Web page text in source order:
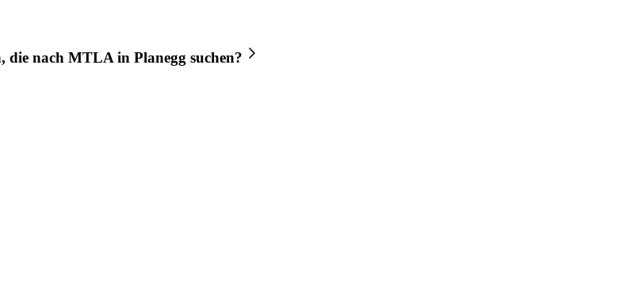
die nach MTLA in Planegg suchen?